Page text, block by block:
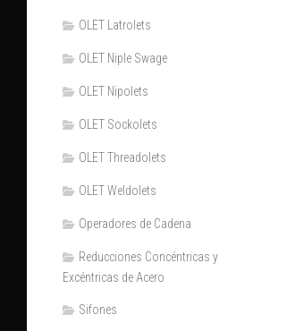
OLET Latrolets
OLET Niple Swage
OLET Nipolets
OLET Sockolets
OLET Threadolets
OLET Weldolets
Operadores de Cadena
Reducciones Concéntricas y
Excéntricas de Acero
Sifones